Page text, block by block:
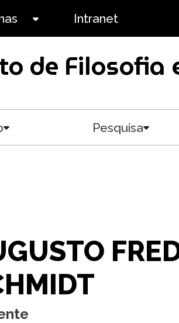
Intranet
de Filosofia
Pesquisa